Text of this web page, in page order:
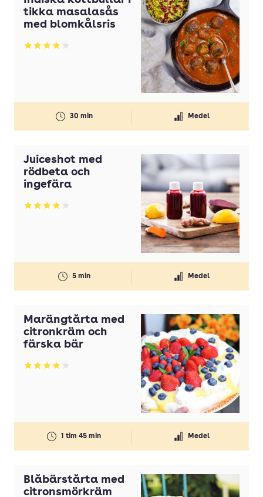
tikka masalasås
med blomkålsris
Betyg: 3.9 av 5
30 min Medel
Juiceshot med
rödbeta och
ingefära
Betyg: 3.83 av 5
5 min Medel
Marängtårta med
citronkräm och
färska bär
Betyg: 3.91 av 5
1 tim 45 min Medel
Blåbärstårta med
citronsmörkräm